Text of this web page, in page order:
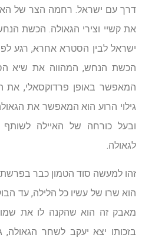
דרך עם ישראל. רחמה הצר של
את קשיי וצירי הגאולה. הכשת
ישראל לבין הסטרא אחרא, רגע
הכשת הנחש, המהווה את שיא
המאפשר באופן פרדוקסאלי, את
גילוי הרוע הוא המאפשר את
ובעל כורחה של האיילה לשותף
לגאולה.
זהו למעשה סוד הטמון כבר
הוא שרו של עשיו כל הלילה, עד
מאבק זה הוא שהקנה לו את שמו
בזכותו יצא יעקב לשחר